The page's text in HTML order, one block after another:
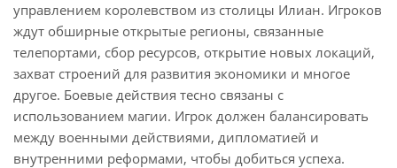
управлением королевством из столицы Илиан. Игроков
ждут обширные открытые регионы, связанные
телепортами, сбор ресурсов, открытие новых локаций,
захват строений для развития экономики и многое
другое. Боевые действия тесно связаны с
использованием магии. Игрок должен балансировать
между военными действиями, дипломатией и
внутренними реформами, чтобы добиться успеха.